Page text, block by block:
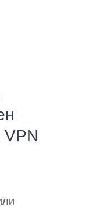
VPN